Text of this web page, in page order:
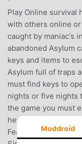
Play Online survival
with others online
caught by maniac's
abandoned Asylum
keys and items to
Asylum full of traps
must find keys to
nights or five nights
the game you must
her daughter.Some
Features:- Bloody
Moddroid